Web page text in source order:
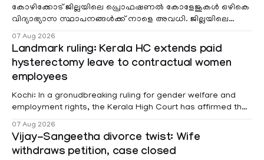
കോഴിക്കോട് ജില്ലയിലെ പ്രൊഫഷണൽ കോളേജുകൾ ഒഴികെ
വിദ്യാഭ്യാസ സ്ഥാപനങ്ങൾക്ക് നാളെ അവധി. ജില്ലയിലെ
07 Aug 2026
Landmark ruling: Kerala HC extends paid
hysterectomy leave to contractual women
employees
Kochi: In a gronudbreaking ruling for gender welfare and
employment rights, the Kerala High Court has affirmed that
projects are eligible for paid medical leave following
hysterectomy surgery under the Kerala Service Rules
(KSR). The court noted that since essential benefits like
07 Aug 2026
Vijay-Sangeetha divorce twist: Wife
withdraws petition, case closed